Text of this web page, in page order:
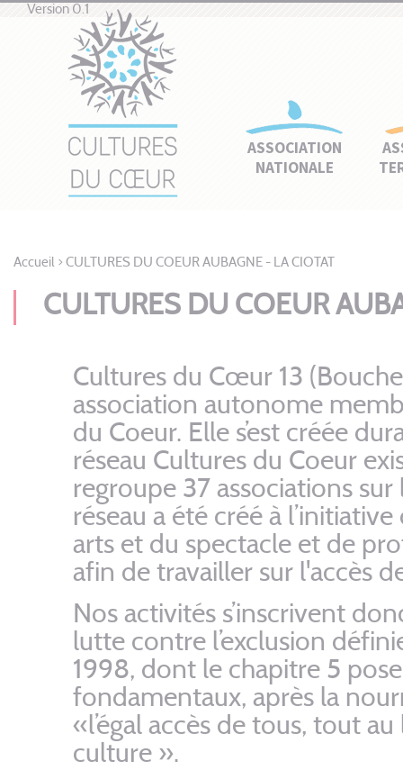
Version 0.1
ASSOCIATION
NATIONALE
Accueil > CULTURES DU COEUR AUBAGNE - LA CIOTAT
CULTURES DU COEUR
Cultures du Cœur 13
association autonome
du Coeur. Elle s’est créée
réseau Cultures du Coeur
regroupe 37 associations
réseau a été créé à
arts et du spectacle et de
afin de travailler sur l'accès
Nos activités s’inscrivent
lutte contre l’exclusion
1998, dont le chapitre 5
fondamentaux, après la
«l’égal accès de tous, tout
culture ».